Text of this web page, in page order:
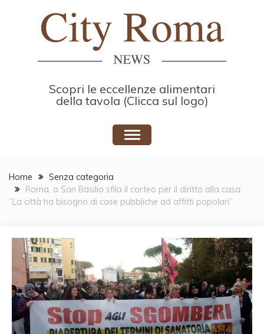
Scopri le eccellenze alimentari
della tavola (Clicca sul logo)
Home
Senza categoria
Roma, a San Basilio sfila il corteo per il diritto alla casa:
”La città ha bisogno di case pubbliche ad affitti popolari”